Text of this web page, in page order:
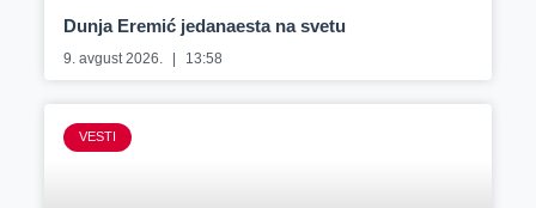
Dunja Eremić jedanaesta na svetu
9. avgust 2026. 13:58
VESTI